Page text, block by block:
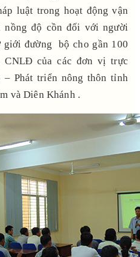
luật trong hoạt động vận
nồng độ cồn đối với người
giới đường bộ cho gần 100
CNLĐ của các đơn vị trực
– Phát triển nông thôn tỉnh
và Diên Khánh .